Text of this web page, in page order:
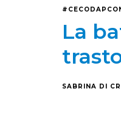
La
SABRINA DI